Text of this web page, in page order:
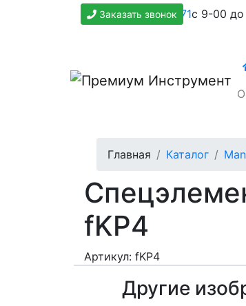
+7(800)500-1271с 9-00 до
Заказать звонок
Главная Каталог
fKP4
Артикул: fKP4
Другие